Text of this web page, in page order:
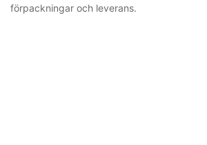
förpackningar och leverans.